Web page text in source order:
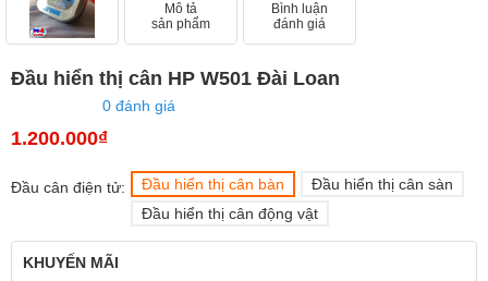
Mô tả
sản phẩm
Bình luận
đánh giá
Đầu hiển thị cân HP W501 Đài Loan
0 đánh giá
1.200.000₫
Đầu cân điện tử: Đầu hiển thị cân bàn
Đầu hiển thị cân sàn
Đầu hiển thị cân động vật
KHUYẾN MÃI